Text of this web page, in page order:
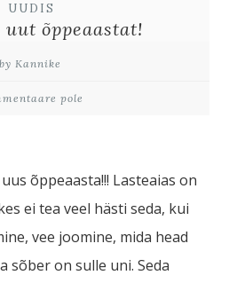
UUDIS
õppeaastat!
by Kannike
pole
õppeaasta!!! Lasteaias on
ei tea veel hästi seda, kui
vee joomine, mida head
sõber on sulle uni. Seda